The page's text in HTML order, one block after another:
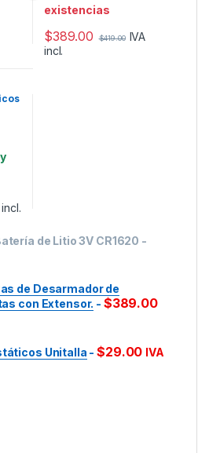
existencias
$389.00 $419.00 IVA
incl.
de Litio 3V CR1620 -
de Desarmador de
con Extensor. - $389.00
Unitalla -$29.00 IVA